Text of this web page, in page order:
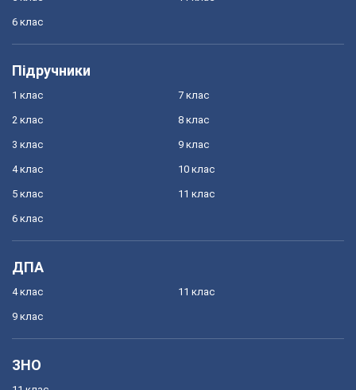
6 клас
Підручники
1 клас
2 клас
3 клас
4 клас
5 клас
6 клас
7 клас
8 клас
9 клас
10 клас
11 клас
ДПА
4 клас
9 клас
11 клас
ЗНО